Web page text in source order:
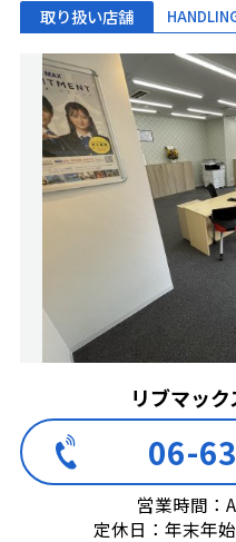
取り扱い店舗
リブマッ
06-
営業時間：
定休日：年末年